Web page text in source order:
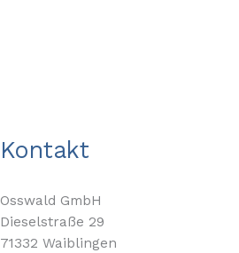
Kontakt
Osswald GmbH
Dieselstraße 29
71332 Waiblingen